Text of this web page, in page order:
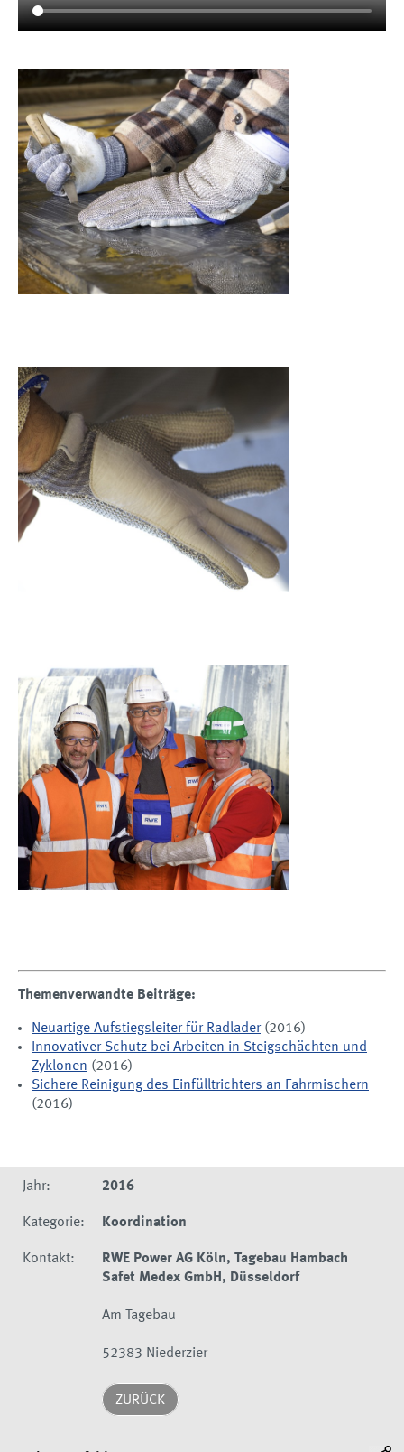
Themenverwandte Beiträge:
Neuartige Aufstiegsleiter für Radlader(2016)
Innovativer Schutz bei Arbeiten in Steigschächten und
Zyklonen (2016)
Sichere Reinigung des Einfülltrichters an Fahrmischern
(2016)
Jahr: 2016
Kategorie: Koordination
Kontakt:
RWE Power AG Köln, Tagebau Hambach
Safet Medex GmbH, Düsseldorf
Am Tagebau
52383 Niederzier
ZURÜCK